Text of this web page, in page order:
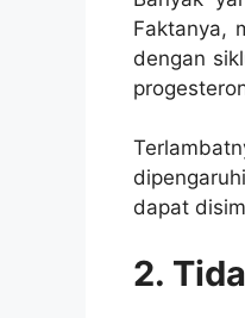
Faktanya,
dengan
dapat
2.